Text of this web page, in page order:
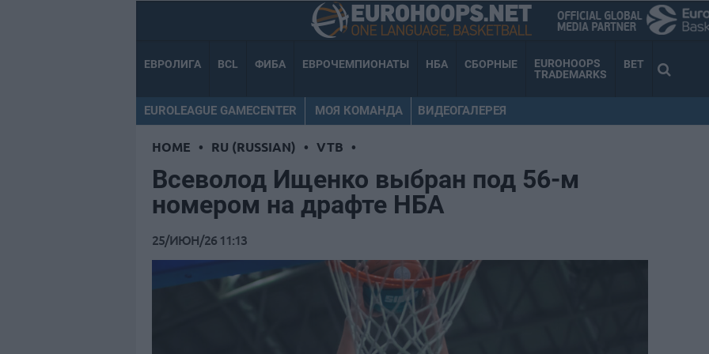
ЕВРОЛИГА BCL ФИБА ЕВРОЧЕМПИОНАТЫ НБА СБОРНЫЕ
EUROHOOPS
TRADEMARKS
BET
EUROLEAGUE GAMECENTER МОЯ КОМАНДА ВИДЕОГАЛЕРЕЯ
HOME • RU (RUSSIAN) • VTB •
Всеволод Ищенко выбран под 56-м
номером на драфте НБА
25/ИЮН/26 11:13